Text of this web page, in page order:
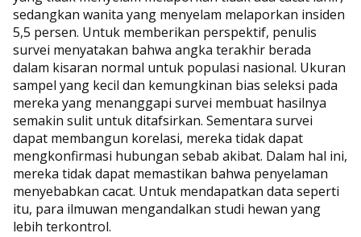
sedangkan wanita yang menyelam melaporkan insiden
5,5 persen. Untuk memberikan perspektif, penulis
survei menyatakan bahwa angka terakhir berada
dalam kisaran normal untuk populasi nasional. Ukuran
sampel yang kecil dan kemungkinan bias seleksi pada
mereka yang menanggapi survei membuat hasilnya
semakin sulit untuk ditafsirkan. Sementara survei
dapat membangun korelasi, mereka tidak dapat
mengkonfirmasi hubungan sebab akibat. Dalam hal ini,
mereka tidak dapat memastikan bahwa penyelaman
menyebabkan cacat. Untuk mendapatkan data seperti
itu, para ilmuwan mengandalkan studi hewan yang
lebih terkontrol.